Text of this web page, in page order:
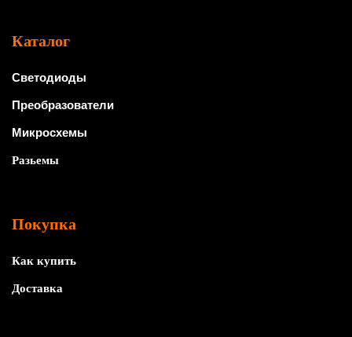
Каталог
Светодиоды
Преобразователи
Микросхемы
Разьемы
Покупка
Как купить
Доставка